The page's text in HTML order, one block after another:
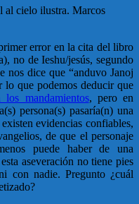
al cielo ilustra. Marcos
error en la cita del libro
no de Ieshu/jesús, segundo
nos dice que “anduvo Janoj
lo que podemos deducir que
mandamientos, pero en
persona(s) pasaría(n) una
evidencias confiables,
de que el personaje
puede haber de una
aseveración no tiene pies
con nadie. Pregunto ¿cuál